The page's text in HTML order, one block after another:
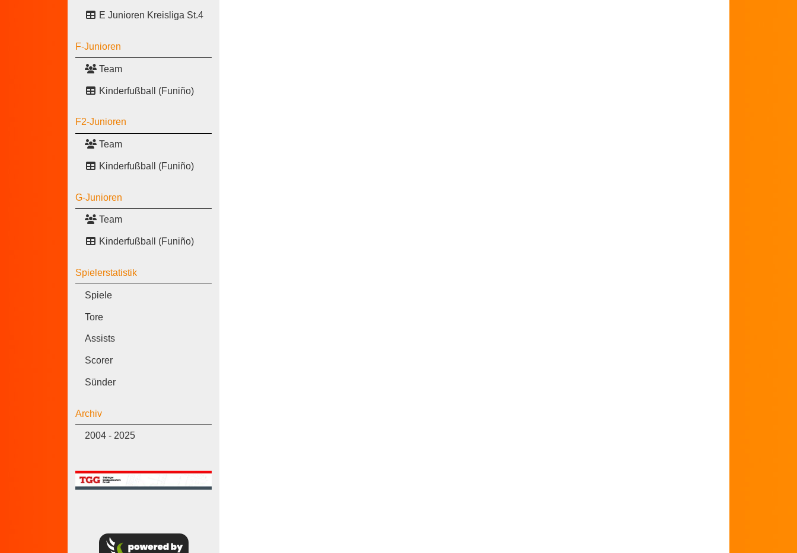
E Junioren Kreisliga St.4
F-Junioren
Team
Kinderfußball (Funiño)
F2-Junioren
Team
Kinderfußball (Funiño)
G-Junioren
Team
Kinderfußball (Funiño)
Spielerstatistik
Spiele
Tore
Assists
Scorer
Sünder
Archiv
2004 - 2025